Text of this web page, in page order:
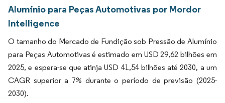
Alumínio para Peças Automotivas por Mordor
Intelligence
O tamanho do Mercado de Fundição sob Pressão de Alumínio
para Peças Automotivas é estimado em USD 29,62 bilhões em
2025, e espera-se que atinja USD 41,54 bilhões até 2030, a um
CAGR superior a 7% durante o período de previsão (2025-
2030).